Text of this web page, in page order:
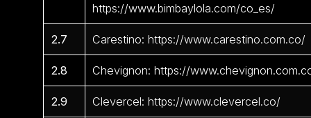
https://www.bimbaylola.com/co_es/
2.7 Carestino: https://www.carestino.com.co/
2.8 Chevignon: https://
2.9 Clevercel: https://www.clevercel.co/